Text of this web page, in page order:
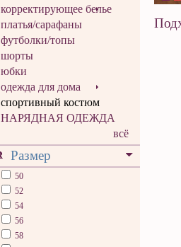
корректирующее белье
платья/сарафаны
футболки/топы
шорты
юбки
одежда для дома
спортивный костюм
НАРЯДНАЯ ОДЕЖДА
всё
Размер
50
52
54
56
58